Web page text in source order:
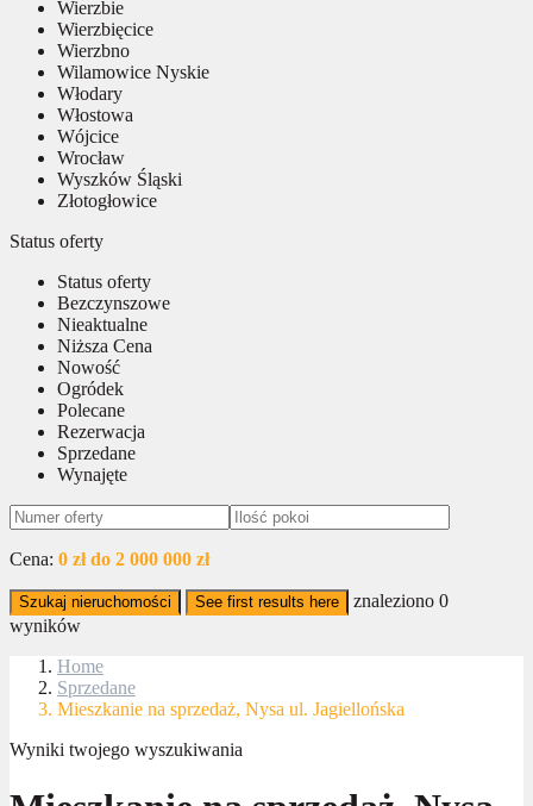
Wierzbie
Wierzbięcice
Wierzbno
Wilamowice Nyskie
Włodary
Włostowa
Wójcice
Wrocław
Wyszków Śląski
Złotogłowice
Status oferty
Status oferty
Bezczynszowe
Nieaktualne
Niższa Cena
Nowość
Ogródek
Polecane
Rezerwacja
Sprzedane
Wynajęte
Cena: 0 zł do 2 000 000 zł
Szukaj nieruchomości See first results here znaleziono 0
wyników
Home
Sprzedane
Mieszkanie na sprzedaż, Nysa ul. Jagiellońska
Wyniki twojego wyszukiwania